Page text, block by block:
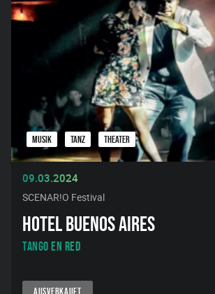
MUSIK TANZ THEATER
09.03.2024
SCENAR!O Festival
HOTEL BUENOS AIRES
Tango en Red
AUSVERKAUFT